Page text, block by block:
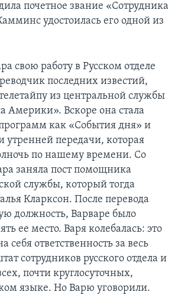
почетное звание «Сотрудника
удостоилась его одной из
свою работу в Русском отделе
последних известий,
из центральной службы
Америки». Вскоре она стала
как «События дня» и
утренней передачи, которая
по нашему времени. Со
заняла пост помощника
службы, который тогда
Кларксон. После перевода
должность, Варваре было
ее место. Варя колебалась: это
себя ответственность за весь
сотрудников русского отдела и
почти круглосуточных,
языке. Но Варю уговорили.